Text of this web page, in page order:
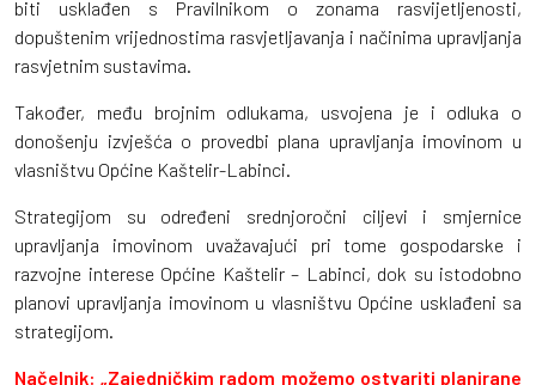
biti usklađen s Pravilnikom o zonama rasvijetljenosti,
dopuštenim vrijednostima rasvjetljavanja i načinima upravljanja
rasvjetnim sustavima.
Također, među brojnim odlukama, usvojena je i odluka o
donošenju izvješća o provedbi plana upravljanja imovinom u
vlasništvu Općine Kaštelir-Labinci.
Strategijom su određeni srednjoročni ciljevi i smjernice
upravljanja imovinom uvažavajući pri tome gospodarske i
razvojne interese Općine Kaštelir – Labinci, dok su istodobno
planovi upravljanja imovinom u vlasništvu Općine usklađeni sa
strategijom.
Načelnik: „Zajedničkim radom možemo ostvariti planirane